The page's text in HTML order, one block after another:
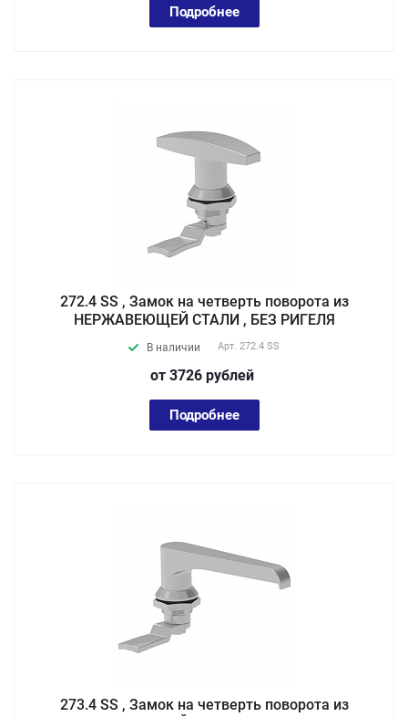
Подробнее
272.4 SS , Замок на четверть поворота из
НЕРЖАВЕЮЩЕЙ СТАЛИ , БЕЗ РИГЕЛЯ
В наличии Арт. 272.4 SS
от 3726 рублей
Подробнее
273.4 SS , Замок на четверть поворота из